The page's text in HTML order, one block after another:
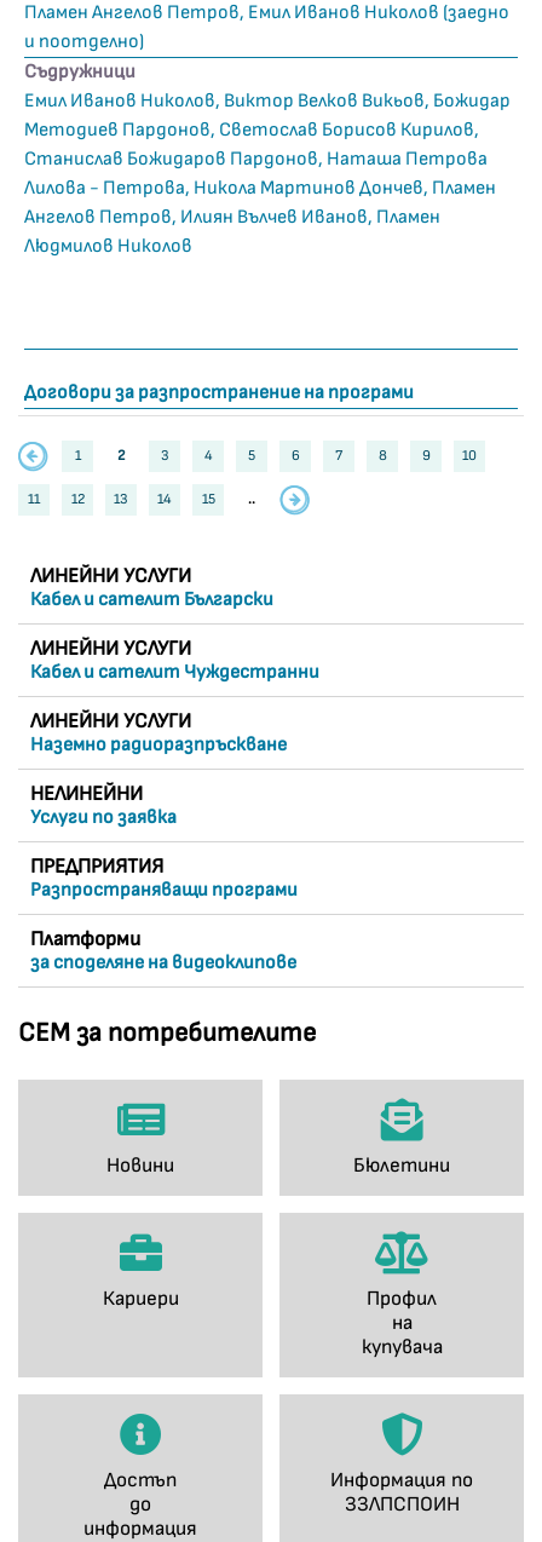
ЛИНЕЙНИ УСЛУГИ
Кабел и сателит Български
ЛИНЕЙНИ УСЛУГИ
Кабел и сателит Чуждестранни
ЛИНЕЙНИ УСЛУГИ
Наземно радиоразпръскване
НЕЛИНЕЙНИ
Услуги по заявка
ПРЕДПРИЯТИЯ
Разпространяващи програми
Платформи
за споделяне на видеоклипове
СЕМ за потребителите
Новини Бюлетини
Кариери
Профил
на
купувача
Достъп
до
информация
Информация по
ЗЗЛПСПОИН
Пламен Ангелов Петров, Емил Иванов Николов (заедно
и поотделно)
Съдружници
Емил Иванов Николов, Виктор Велков Викьов, Божидар
Методиев Пардонов, Светослав Борисов Кирилов,
Станислав Божидаров Пардонов, Наташа Петрова
Лилова - Петрова, Никола Мартинов Дончев, Пламен
Ангелов Петров, Илиян Вълчев Иванов, Пламен
Людмилов Николов
Договори за разпространение на програми
1 2 3 4 5 6 7 8 9 10
11 12 13 14 15 ..